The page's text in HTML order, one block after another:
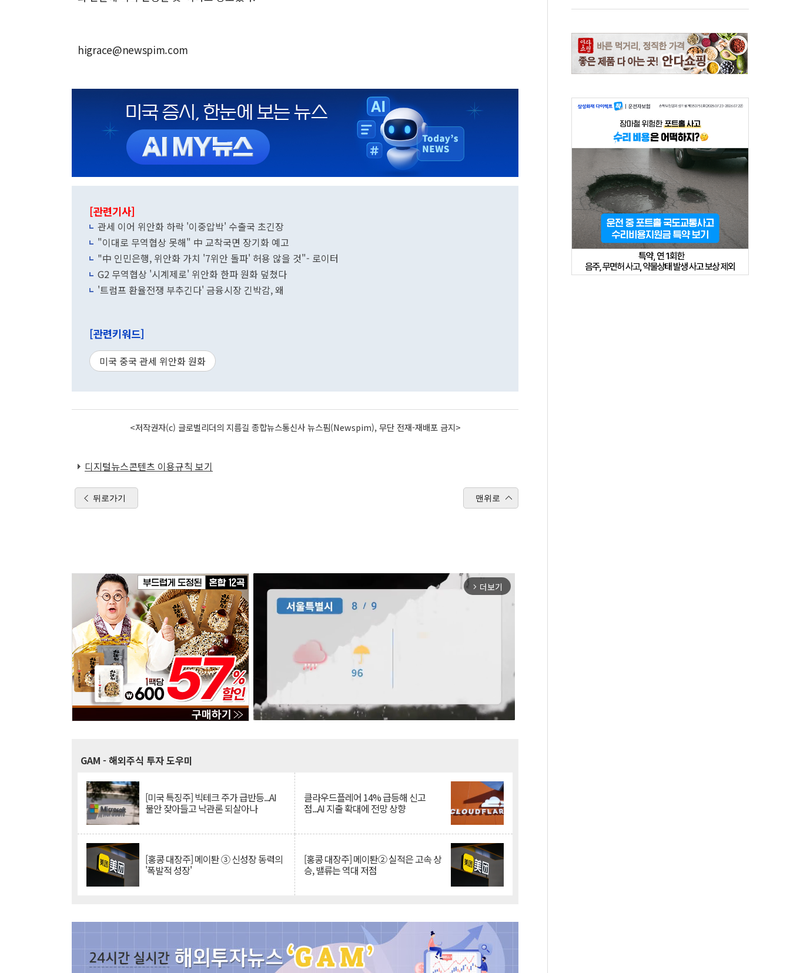
higrace@newspim.com
[관련기사]
관세 이어 위안화 하락 '이중압박' 수출국 초긴장
"이대로 무역협상 못해" 中 교착국면 장기화 예고
"中 인민은행, 위안화 가치 '7위안 돌파' 허용 않을 것"- 로이터
G2 무역협상 '시계제로' 위안화 한파 원화 덮쳤다
'트럼프 환율전쟁 부추긴다' 금융시장 긴박감, 왜
[관련키워드]
미국 중국 관세 위안화 원화
<저작권자(c) 글로벌리더의 지름길 종합뉴스통신사 뉴스핌(Newspim), 무단 전재-재배포 금지>
디지털뉴스콘텐츠 이용규칙 보기
뒤로가기 맨위로
arrow_forward_ios 더보기
GAM - 해외주식 투자 도우미
[미국 특징주] 빅테크 주가 급반등...AI
불안 잦아들고 낙관론 되살아나
클라우드플레어 14% 급등해 신고
점...AI 지출 확대에 전망 상향
[홍콩 대장주] 메이퇀 ③ 신성장 동력의
'폭발적 성장'
[홍콩 대장주] 메이퇀② 실적은 고속 상
승, 밸류는 역대 저점